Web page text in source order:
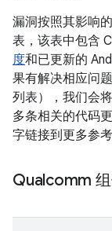
漏洞按照其影响
表，该表中包含
度和已更新的
果有解决相应问
列表），我们会
多条相关的代码
字链接到更多参考
Qualcomm